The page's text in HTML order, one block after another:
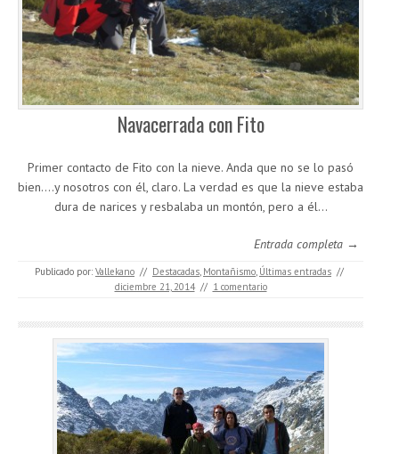
Navacerrada con Fito
Primer contacto de Fito con la nieve. Anda que no se lo pasó
bien….y nosotros con él, claro. La verdad es que la nieve estaba
dura de narices y resbalaba un montón, pero a él…
Entrada completa →
Publicado por: Vallekano // Destacadas Montañismo Últimas entradas //
diciembre 21, 2014 // 1 comentario